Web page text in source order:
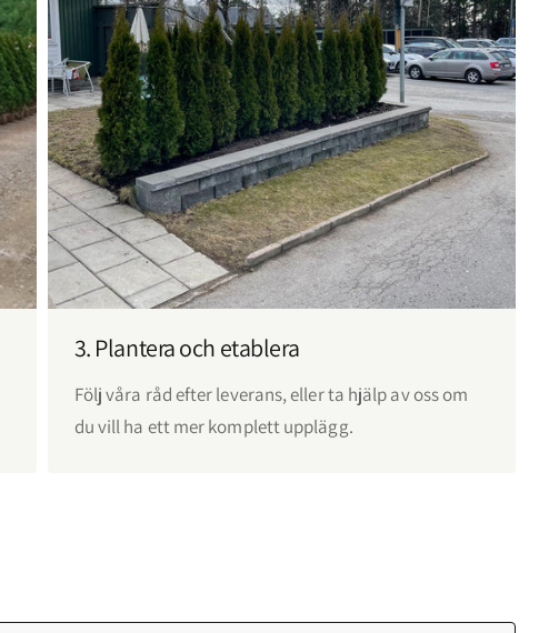
3. Plantera och etablera
Följ våra råd efter leverans, eller ta hjälp av oss om
du vill ha ett mer komplett upplägg.